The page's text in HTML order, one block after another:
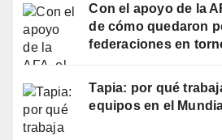
Con el apoyo de la
de cómo quedaron
federaciones en
Tapia: por qué
equipos en el